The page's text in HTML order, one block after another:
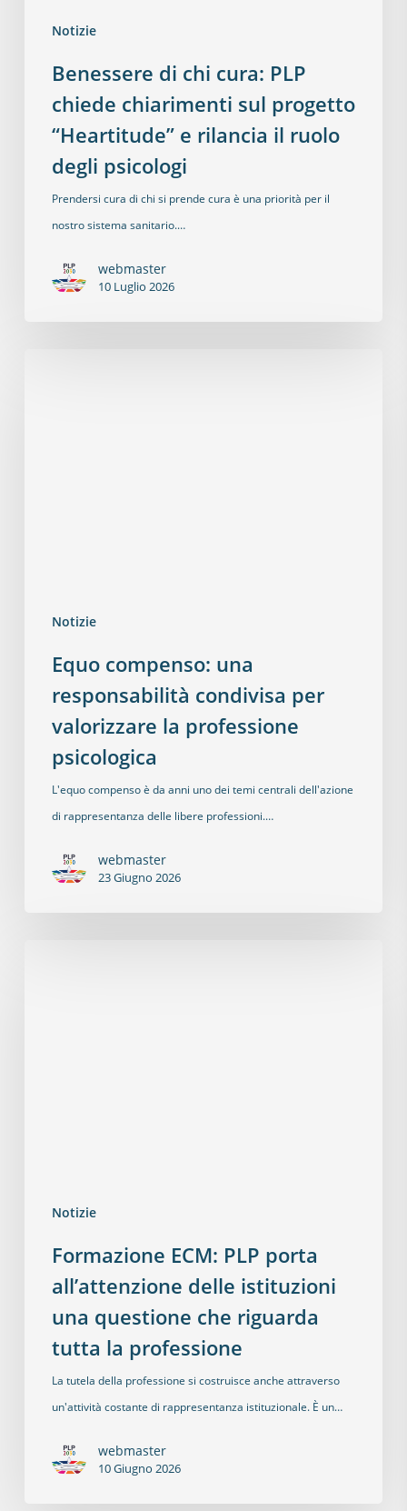
Notizie
Benessere di chi cura: PLP
chiede chiarimenti sul progetto
“Heartitude” e rilancia il ruolo
degli psicologi
Prendersi cura di chi si prende cura è una priorità per il
nostro sistema sanitario.…
webmaster
10 Luglio 2026
Notizie
Equo compenso: una
responsabilità condivisa per
valorizzare la professione
psicologica
L'equo compenso è da anni uno dei temi centrali dell'azione
di rappresentanza delle libere professioni.…
webmaster
23 Giugno 2026
Notizie
Formazione ECM: PLP porta
all’attenzione delle istituzioni
una questione che riguarda
tutta la professione
La tutela della professione si costruisce anche attraverso
un'attività costante di rappresentanza istituzionale. È un…
webmaster
10 Giugno 2026